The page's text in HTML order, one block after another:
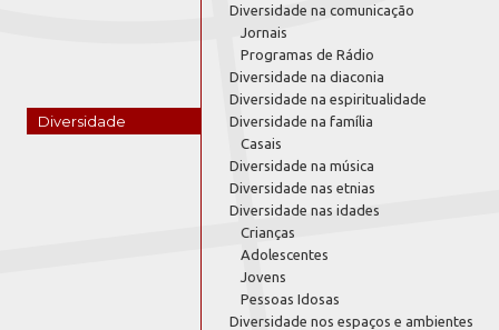
Diversidade
Diversidade na comunicação
Jornais
Programas de Rádio
Diversidade na diaconia
Diversidade na espiritualidade
Diversidade na família
Casais
Diversidade na música
Diversidade nas etnias
Diversidade nas idades
Crianças
Adolescentes
Jovens
Pessoas Idosas
Diversidade nos espaços e ambientes